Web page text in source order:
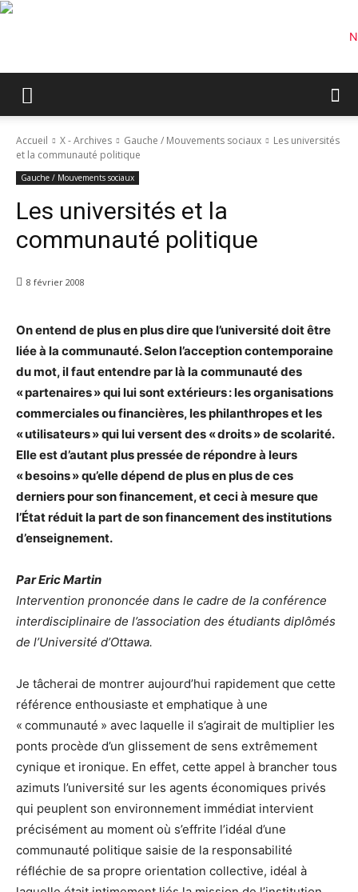
Accueil X - Archives Gauche / Mouvements sociaux
Les universités
et la communauté politique
Gauche / Mouvements sociaux
Les universités et la
communauté politique
8 février 2008
On entend de plus en plus dire que l’université doit être
liée à la communauté. Selon l’acception contemporaine
du mot, il faut entendre par là la communauté des
« partenaires » qui lui sont extérieurs : les organisations
commerciales ou financières, les philanthropes et les
« utilisateurs » qui lui versent des « droits » de scolarité.
Elle est d’autant plus pressée de répondre à leurs
« besoins » qu’elle dépend de plus en plus de ces
derniers pour son financement, et ceci à mesure que
l’État réduit la part de son financement des institutions
d’enseignement.
Par Eric Martin
Intervention prononcée dans le cadre de la conférence
interdisciplinaire de l’association des étudiants diplômés
de l’Université d’Ottawa.
Je tâcherai de montrer aujourd’hui rapidement que cette
référence enthousiaste et emphatique à une
« communauté » avec laquelle il s’agirait de multiplier les
ponts procède d’un glissement de sens extrêmement
cynique et ironique. En effet, cette appel à brancher tous
azimuts l’université sur les agents économiques privés
qui peuplent son environnement immédiat intervient
précisément au moment où s’effrite l’idéal d’une
communauté politique saisie de la responsabilité
réfléchie de sa propre orientation collective, idéal à